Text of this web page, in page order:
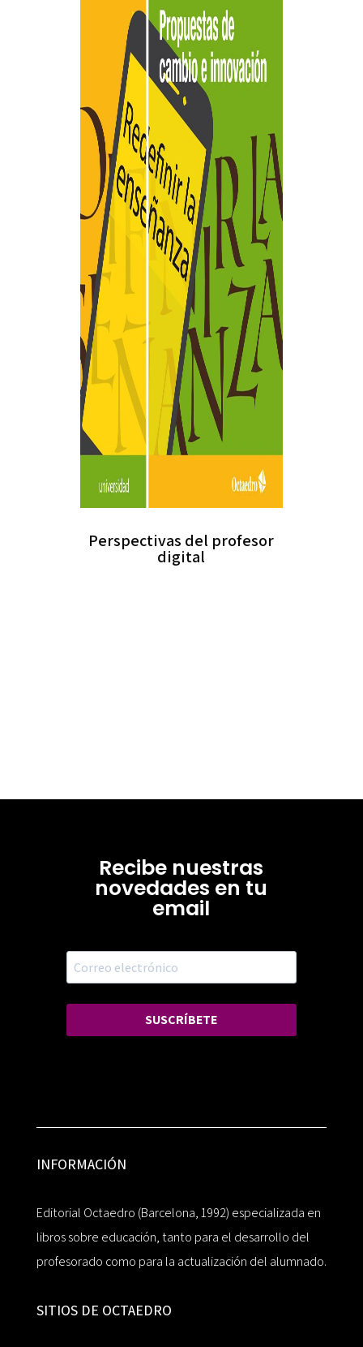
Perspectivas del profesor
digital
Recibe nuestras
novedades en tu
email
SUSCRÍBETE
INFORMACIÓN
Editorial Octaedro (Barcelona, 1992) especializada en
libros sobre educación, tanto para el desarrollo del
profesorado como para la actualización del alumnado.
SITIOS DE OCTAEDRO